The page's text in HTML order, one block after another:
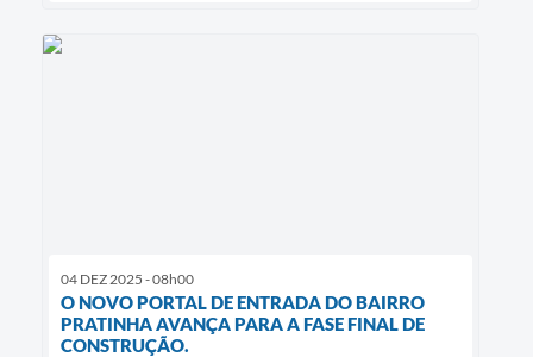
04 DEZ 2025 - 08h00
O NOVO PORTAL DE ENTRADA DO BAIRRO
PRATINHA AVANÇA PARA A FASE FINAL DE
CONSTRUÇÃO.